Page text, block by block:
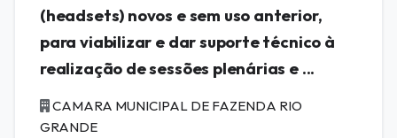
(headsets) novos e sem uso anterior,
para viabilizar e dar suporte técnico à
realização de sessões plenárias e ...
CAMARA MUNICIPAL DE FAZENDA RIO
GRANDE